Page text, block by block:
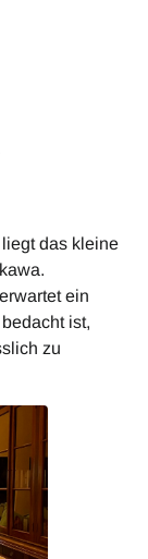
das kleine
ein
ist,
zu